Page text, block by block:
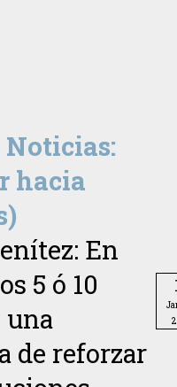
Noticias:
hacia
En
5 ó 10
una
de reforzar